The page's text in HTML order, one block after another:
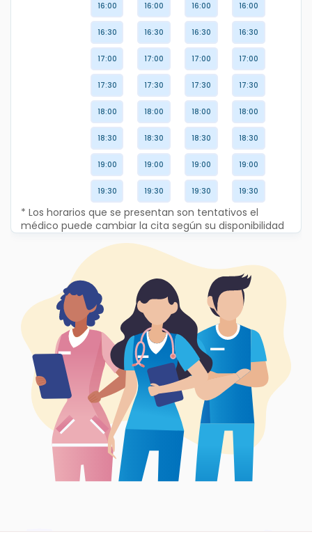
16:00
16:30
17:00
17:30
18:00
18:30
19:00
19:30
16:00
16:30
17:00
17:30
18:00
18:30
19:00
19:30
16:00
16:30
17:00
17:30
18:00
18:30
19:00
19:30
16:00
16:30
17:00
17:30
18:00
18:30
19:00
19:30
* Los horarios que se presentan son tentativos el
médico puede cambiar la cita según su disponibilidad